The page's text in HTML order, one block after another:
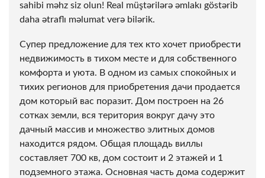
sahibi məhz siz olun! Real müştərilərə əmlakı göstərib
daha ətraflı məlumat verə bilərik.
Супер предложение для тех кто хочет приобрести
недвижимость в тихом месте и для собственного
комфорта и уюта. В одном из самых спокойных и
тихих регионов для приобретения дачи продается
дом который вас поразит. Дом построен на 26
сотках земли, вся територия вокруг дачу это
дачный массив и множество элитных домов
находится рядом. Общая площадь виллы
составляет 700 кв, дом состоит и 2 этажей и 1
подземного этажа. Основная часть дома содержит